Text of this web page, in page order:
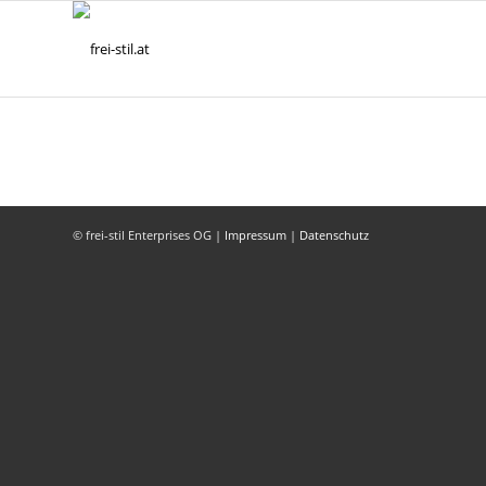
© frei-stil Enterprises OG | Impressum | Datenschutz